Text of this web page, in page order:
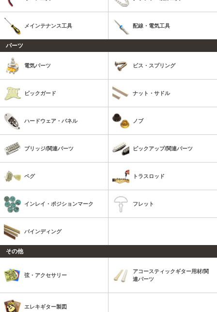
メインテナンス工具 配線・電気工具
パーツ
電気パーツ ビス・スプリング
ピックガード ナット・サドル
ハードウェア・パネル ノブ
ブリッジ/関連パーツ ピックアップ/関連パーツ
ペグ トラスロッド
インレイ・ポジションマーク フレット
バインディング
その他
弦・アクセサリー
アコースティックギター用材/関
連パーツ
エレキギター製図